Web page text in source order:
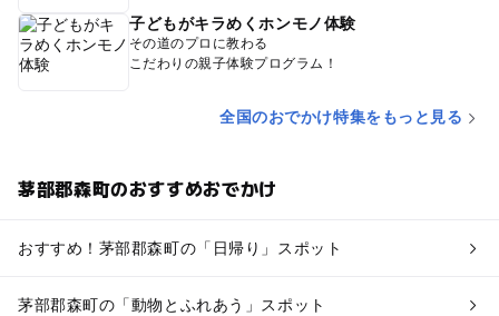
子どもがキラめくホンモノ体験
その道のプロに教わる
こだわりの親子体験プログラム！
全国のおでかけ特集をもっと見る
茅部郡森町のおすすめおでかけ
おすすめ！茅部郡森町の「日帰り」スポット
茅部郡森町の「動物とふれあう」スポット